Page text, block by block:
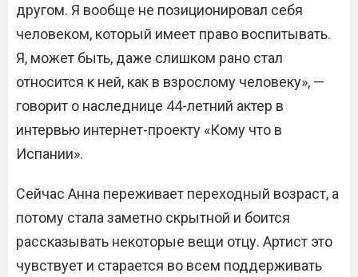
другом. Я вообще не позиционировал себя
человеком, который имеет право воспитывать.
Я, может быть, даже слишком рано стал
относится к ней, как в взрослому человеку», —
говорит о наследнице 44-летний актер в
интервью интернет-проекту «Кому что в
Испании».
Сейчас Анна переживает переходный возраст, а
потому стала заметно скрытной и боится
рассказывать некоторые вещи отцу. Артист это
чувствует и старается во всем поддерживать